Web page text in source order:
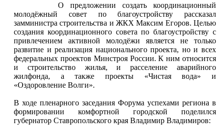
О предложении создать координационный
молодёжный совет по благоустройству рассказал
замминистра строительства и ЖКХ Максим Егоров. Целью
создания координационного совета по благоустройству с
привлечением активной молодёжи является не только
развитие и реализация национального проекта, но и всех
федеральных проектов Минстроя России. К ним относится
и строительство жилья, и расселение аварийного
жилфонда, а также проекты «Чистая вода» и
«Оздоровление Волги».
В ходе пленарного заседания Форума успехами региона в
формировании комфортной городской поделился
губернатор Ставропольского края Владимир Владимиров: